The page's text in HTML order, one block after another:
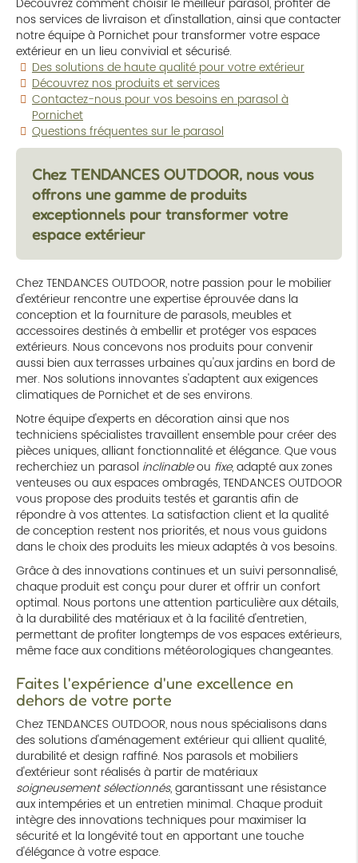
Découvrez comment choisir le meilleur parasol, profiter de
nos services de livraison et d'installation, ainsi que contacter
notre équipe à Pornichet pour transformer votre espace
extérieur en un lieu convivial et sécurisé.
Des solutions de haute qualité pour votre extérieur
Découvrez nos produits et services
Contactez-nous pour vos besoins en parasol à
Pornichet
Questions fréquentes sur le parasol
Chez TENDANCES OUTDOOR, nous vous
offrons une gamme de produits
exceptionnels pour transformer votre
espace extérieur
Chez TENDANCES OUTDOOR, notre passion pour le mobilier
d'extérieur rencontre une expertise éprouvée dans la
conception et la fourniture de parasols, meubles et
accessoires destinés à embellir et protéger vos espaces
extérieurs. Nous concevons nos produits pour convenir
aussi bien aux terrasses urbaines qu'aux jardins en bord de
mer. Nos solutions innovantes s'adaptent aux exigences
climatiques de Pornichet et de ses environs.
Notre équipe d'experts en décoration ainsi que nos
techniciens spécialistes travaillent ensemble pour créer des
pièces uniques, alliant fonctionnalité et élégance. Que vous
recherchiez un parasol inclinableou fixe, adapté aux zones
venteuses ou aux espaces ombragés, TENDANCES OUTDOOR
vous propose des produits testés et garantis afin de
répondre à vos attentes. La satisfaction client et la qualité
de conception restent nos priorités, et nous vous guidons
dans le choix des produits les mieux adaptés à vos besoins.
Grâce à des innovations continues et un suivi personnalisé,
chaque produit est conçu pour durer et offrir un confort
optimal. Nous portons une attention particulière aux détails,
à la durabilité des matériaux et à la facilité d'entretien,
permettant de profiter longtemps de vos espaces extérieurs,
même face aux conditions météorologiques changeantes.
Faites l'expérience d'une excellence en
dehors de votre porte
Chez TENDANCES OUTDOOR, nous nous spécialisons dans
des solutions d'aménagement extérieur qui allient qualité,
durabilité et design raffiné. Nos parasols et mobiliers
d'extérieur sont réalisés à partir de matériaux
soigneusement sélectionnés, garantissant une résistance
aux intempéries et un entretien minimal. Chaque produit
intègre des innovations techniques pour maximiser la
sécurité et la longévité tout en apportant une touche
d'élégance à votre espace.